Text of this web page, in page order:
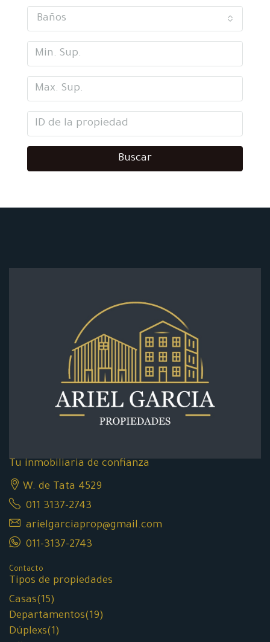
Baños
Buscar
Tu inmobiliaria de confianza
W. de Tata 4529
011 3137-2743
arielgarciaprop@gmail.com
011-3137-2743
Contacto
Tipos de propiedades
Casas(15)
Departamentos(19)
Dúplexs(1)